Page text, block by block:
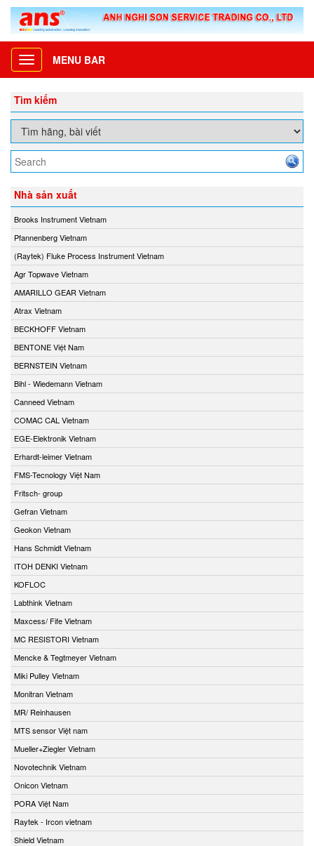
Toggle
navigation
MENU BAR
Tìm kiếm
Nhà sản xuất
Brooks Instrument Vietnam
Pfannenberg Vietnam
(Raytek) Fluke Process Instrument Vietnam
Agr Topwave Vietnam
AMARILLO GEAR Vietnam
Atrax Vietnam
BECKHOFF Vietnam
BENTONE Việt Nam
BERNSTEIN Vietnam
Bihl - Wiedemann Vietnam
Canneed Vietnam
COMAC CAL Vietnam
EGE-Elektronik Vietnam
Erhardt-leimer Vietnam
FMS-Tecnology Việt Nam
Fritsch- group
Gefran Vietnam
Geokon Vietnam
Hans Schmidt Vietnam
ITOH DENKI Vietnam
KOFLOC
Labthink Vietnam
Maxcess/ Fife Vietnam
MC RESISTORI Vietnam
Mencke & Tegtmeyer Vietnam
Miki Pulley Vietnam
Monitran Vietnam
MR/ Reinhausen
MTS sensor Việt nam
Mueller+Ziegler Vietnam
Novotechnik Vietnam
Onicon Vietnam
PORA Việt Nam
Raytek - Ircon vietnam
Shield Vietnam